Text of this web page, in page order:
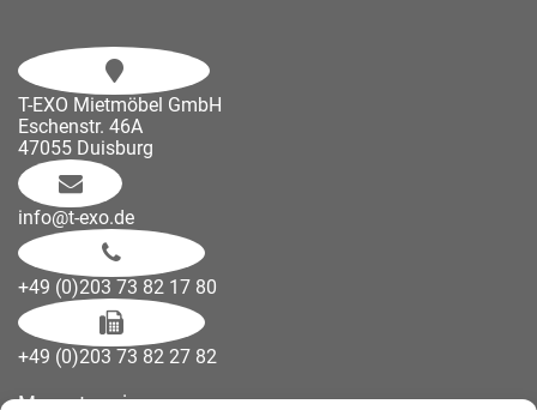
T-EXO Mietmöbel GmbH
Eschenstr. 46A
47055 Duisburg
info@t-exo.de
+49 (0)203 73 82 17 80
+49 (0)203 73 82 27 82
Messetermine